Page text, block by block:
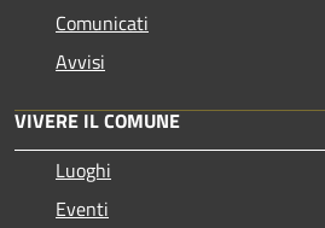
Comunicati
Avvisi
VIVERE IL COMUNE
Luoghi
Eventi